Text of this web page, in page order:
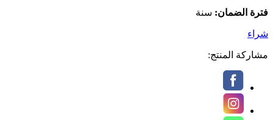
فترة الضمان: سنة
شراء
مشاركة المنتج: